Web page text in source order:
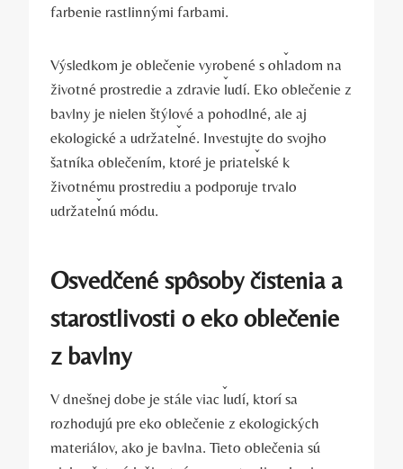
farbenie rastlinnými farbami.
Výsledkom je oblečenie vyrobené s ohľadom na
životné prostredie a zdravie ľudí. Eko oblečenie z
bavlny je nielen štýlové a pohodlné, ale aj
ekologické a udržateľné. Investujte do svojho
šatníka oblečením, ktoré je priateľské k
životnému prostrediu a podporuje trvalo
udržateľnú módu.
Osvedčené spôsoby čistenia a
starostlivosti o eko oblečenie
z bavlny
V dnešnej dobe je stále viac ľudí, ktorí sa
rozhodujú pre eko oblečenie z ekologických
materiálov, ako je bavlna. Tieto oblečenia sú